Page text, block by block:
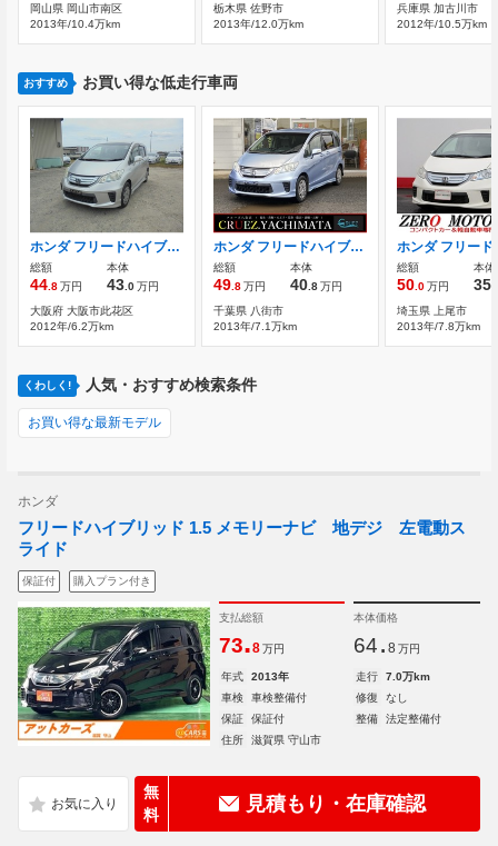
岡山県 岡山市南区
2013年/10.4万km
栃木県 佐野市
2013年/12.0万km
兵庫県 加古川市
2012年/10.5万km
おすすめ お買い得な低走行車両
ホンダ フリードハイブリッド 1.5
総額
44.8万円
本体
43.0万円
大阪府 大阪市此花区
2012年/6.2万km
ホンダ フリードハイブリッド 1.5 ジャストセレクション バックカメラ 両側電動スライドドア
総額
49.8万円
本体
40.8万円
千葉県 八街市
2013年/7.1万km
総額
50.0万円
本体
35
埼玉県 上尾市
2013年/7.8万km
くわしく! 人気・おすすめ検索条件
お買い得な最新モデル
ホンダ
フリードハイブリッド 1.5 メモリーナビ 地デジ 左電動ス
ライド
保証付 購入プラン付き
支払総額
73.8 万円
本体価格
64. 8 万円
年式 2013年 走行
7.0万km
車検
車検整備付 修復
なし
保証
保証付 整備
法定整備付
住所
滋賀県 守山市
無
料
見積もり・在庫確認